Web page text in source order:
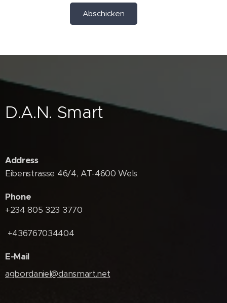
Abschicken
D.A.N. Smart
Address
Eibenstrasse 46/4, AT-4600 Wels
Phone
+234 805 323 3770
+436767034404
E-Mail
agbordaniel@dansmart.net